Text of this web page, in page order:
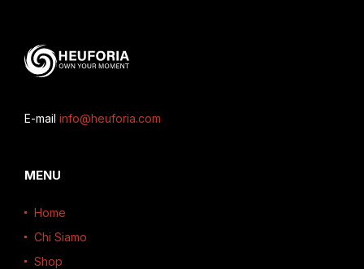
E-mail info@heuforia.com
MENU
Home
Chi Siamo
Shop